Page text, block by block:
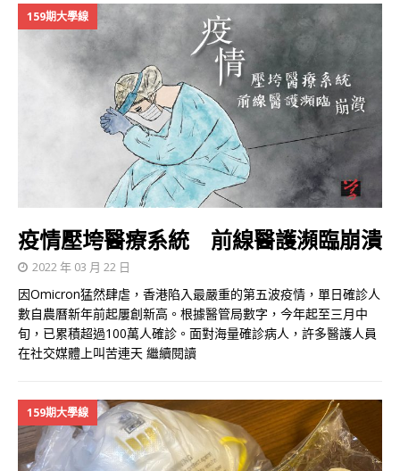
159期大學線
疫情壓垮醫療系統 前線醫護瀕臨崩潰
2022 年 03 月 22 日
因Omicron猛然肆虐，香港陷入最嚴重的第五波疫情，單日確診人
數自農曆新年前起屢創新高。根據醫管局數字，今年起至三月中
旬，已累積超過100萬人確診。面對海量確診病人，許多醫護人員
在社交媒體上叫苦連天 繼續閱讀
159期大學線